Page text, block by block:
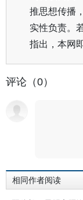
推思想传播
实性负责。
指出，本网
评论（0）
相同作者阅读